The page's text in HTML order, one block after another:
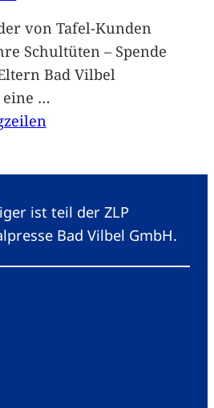
von Tafel-Kunden
Schultüten – Spende
Bad Vilbel
…
ist teil der ZLP
Bad Vilbel GmbH.